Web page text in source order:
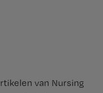
van Nursing